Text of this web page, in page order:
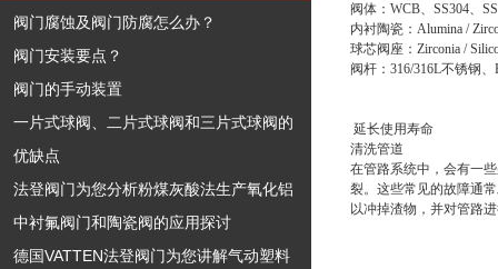
阀门腐蚀及阀门防腐怎么办？
阀门安装要点？
阀门的手动装置
一片式球阀、二片式球阀和三片式球阀的
优缺点
法登阀门为您分析粉煤灰酸法生产氧化铝
中衬氟阀门和陶瓷阀的应用探讨
德国VATTEN法登阀门为您讲解气动塑料
阀体：WCB、SS304、
内衬陶瓷：Alumina /
球芯阀座：Zirconia /
阀杆：316/316L不锈钢
延长使用寿命
清洗管道
在管路系统中，会有一
裂。这些常见的故障通
以冲掉渣物，并对管路